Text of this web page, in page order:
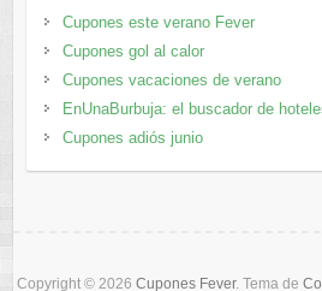
Cupones este verano Fever
Cupones gol al calor
Cupones vacaciones de verano
EnUnaBurbuja: el buscador de
Cupones adiós junio
Copyright © 2026 Cupones Fever. Tema de